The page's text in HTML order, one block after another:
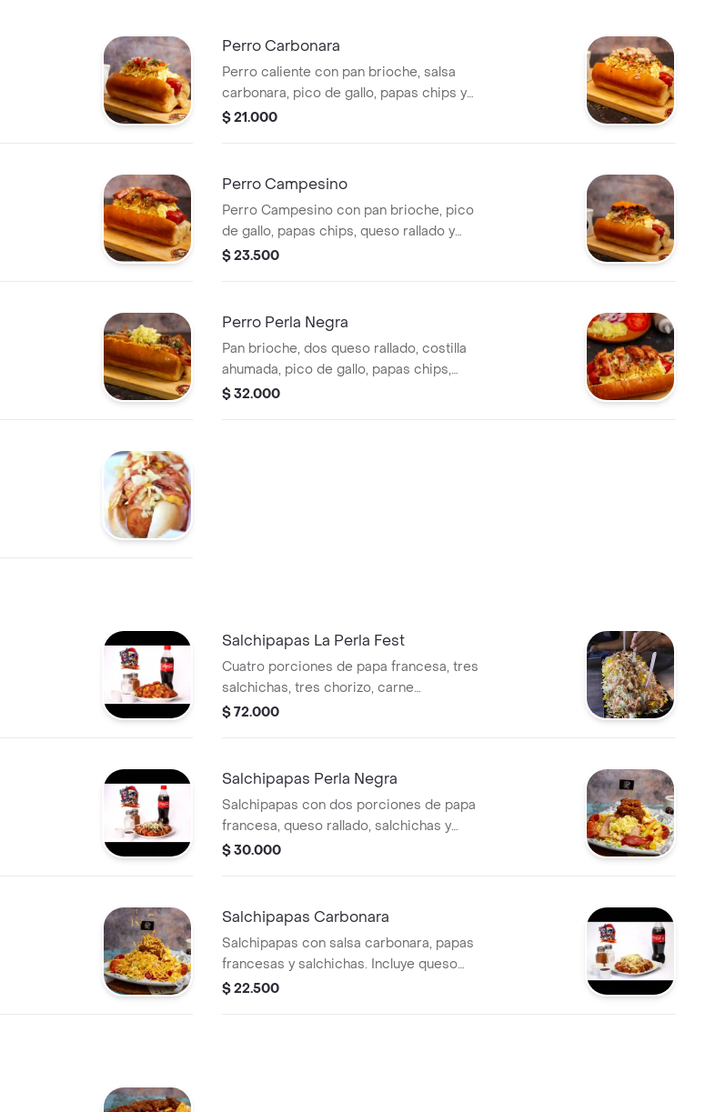
Perro Carbonara
Perro caliente con pan brioche, salsa
carbonara, pico de gallo, papas chips y
queso rallado. Incluye opción de proteína
$ 21.000
Perro Campesino
Perro Campesino con pan brioche, pico
de gallo, papas chips, queso rallado y
proteína a elegir.
$ 23.500
Perro Perla Negra
Pan brioche, dos queso rallado, costilla
ahumada, pico de gallo, papas chips,
salsa y proteina a elegir.
$ 32.000
Salchipapas La Perla Fest
Cuatro porciones de papa francesa, tres
salchichas, tres chorizo, carne
desmechada, jamón, filete de pollo, carne
$ 72.000
Salchipapas Perla Negra
Salchipapas con dos porciones de papa
francesa, queso rallado, salchichas y
proteína a elegir. Incluye salsas.
$ 30.000
Salchipapas Carbonara
Salchipapas con salsa carbonara, papas
francesas y salchichas. Incluye queso
rallado.
$ 22.500